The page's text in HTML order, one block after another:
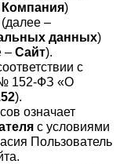
Компания)
–
данных)
– Сайт).
с
152-ФЗ «О
).
означает
с условиями
Пользователь